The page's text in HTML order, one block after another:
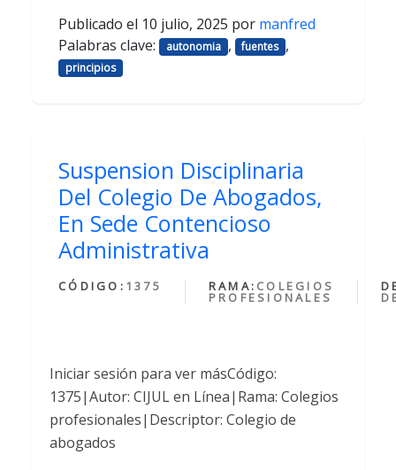
Publicado el 10 julio, 2025 por manfred
Palabras clave:
autonomia , fuentes ,
principios
Suspension Disciplinaria
Del Colegio De Abogados,
En Sede Contencioso
Administrativa
CÓDIGO: 1375 RAMA: COLEGIOS
PROFESIONALES
Iniciar sesión para ver másCódigo:
1375|Autor: CIJUL en Línea|Rama: Colegios
profesionales|Descriptor: Colegio de
abogados